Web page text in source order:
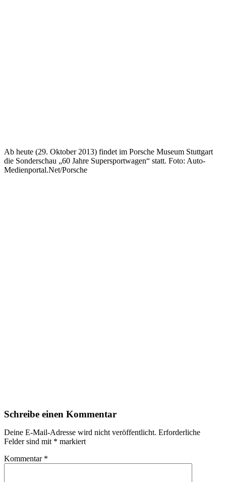
Ab heute (29. Oktober 2013) findet im Porsche Museum Stuttgart
die Sonderschau „60 Jahre Supersportwagen“ statt. Foto: Auto-
Medienportal.Net/Porsche
Schreibe einen Kommentar
Deine E-Mail-Adresse wird nicht veröffentlicht. Erforderliche
Felder sind mit * markiert
Kommentar *